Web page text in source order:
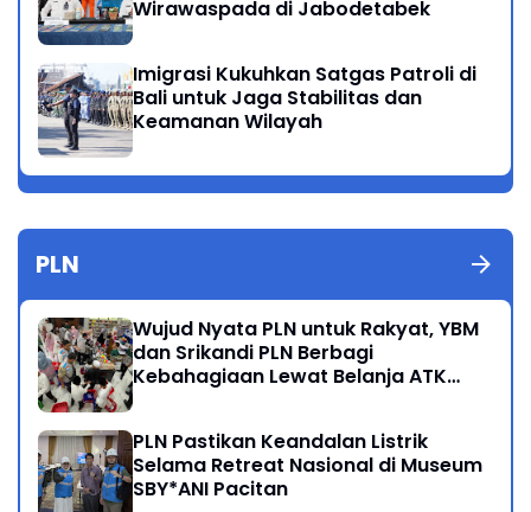
Wirawaspada di Jabodetabek
Imigrasi Kukuhkan Satgas Patroli di
Bali untuk Jaga Stabilitas dan
Keamanan Wilayah
PLN
Wujud Nyata PLN untuk Rakyat, YBM
dan Srikandi PLN Berbagi
Kebahagiaan Lewat Belanja ATK
PLN Pastikan Keandalan Listrik
Selama Retreat Nasional di Museum
SBY*ANI Pacitan